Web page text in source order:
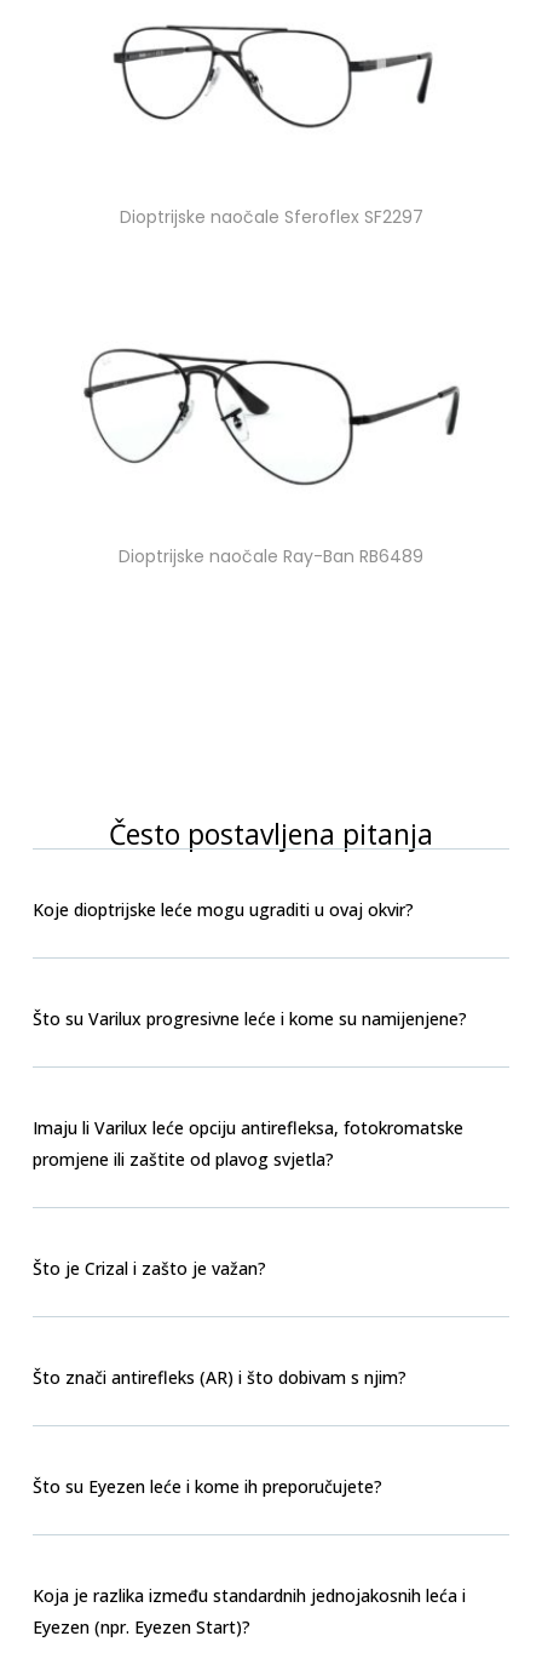
Dioptrijske naočale Sferoflex SF2297
Dioptrijske naočale Ray-Ban RB6489
Često postavljena pitanja
Koje dioptrijske leće mogu ugraditi u ovaj okvir?
Što su Varilux progresivne leće i kome su namijenjene?
Imaju li Varilux leće opciju antirefleksa, fotokromatske
promjene ili zaštite od plavog svjetla?
Što je Crizal i zašto je važan?
Što znači antirefleks (AR) i što dobivam s njim?
Što su Eyezen leće i kome ih preporučujete?
Koja je razlika između standardnih jednojakosnih leća i
Eyezen (npr. Eyezen Start)?